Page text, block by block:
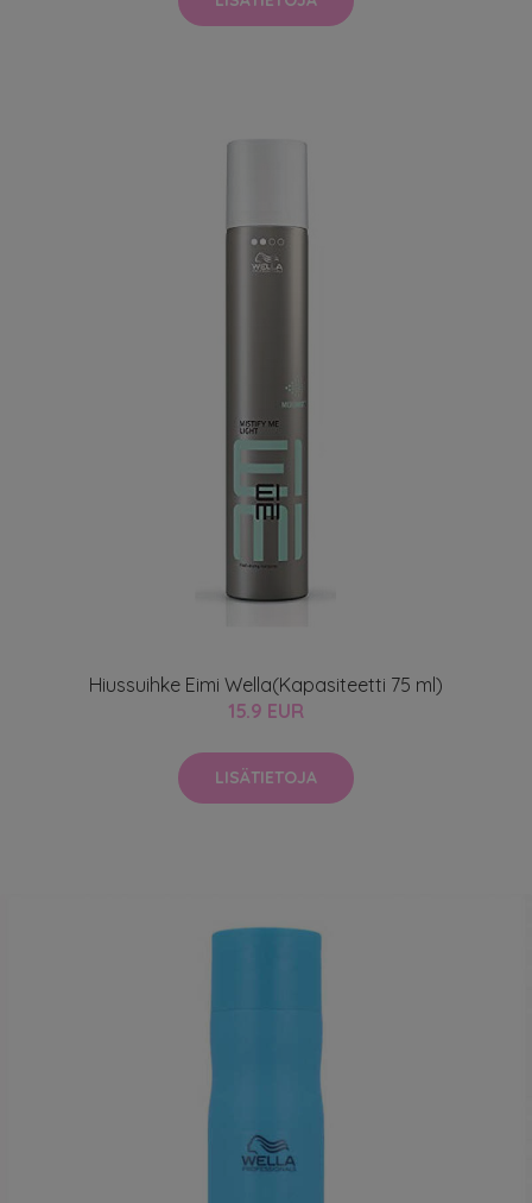
Hiussuihke Eimi Wella(Kapasiteetti 75 ml)
15.9 EUR
LISÄTIETOJA